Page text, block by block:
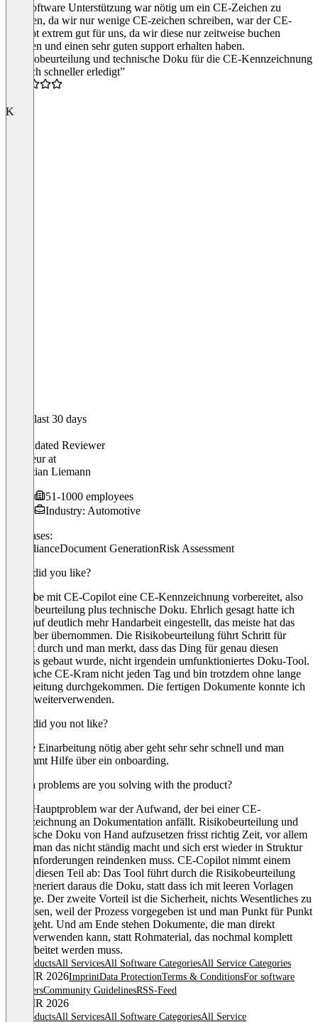
Die Software Unterstützung war nötig um ein CE-Zeichen zu
erstellen, da wir nur wenige CE-zeichen schreiben, war der CE-
Copilot extrem gut für uns, da wir diese nur zeitweise buchen
konnten und einen sehr guten support erhalten haben.
“Risikobeurteilung und technische Doku für die CE-Kennzeichnung
deutlich schneller erledigt”
K
In the last 30 days
Validated Reviewer
Ingeneurat
Sebastian Liemann
51-1000 employees
Industry: Automotive
Use cases:
ComplianceDocument GenerationRisk Assessment
What did you like?
Ich habe mit CE-Copilot eine CE-Kennzeichnung vorbereitet, also
Risikobeurteilung plus technische Doku. Ehrlich gesagt hatte ich
mich auf deutlich mehr Handarbeit eingestellt, das meiste hat das
Tool aber übernommen. Die Risikobeurteilung führt Schritt für
Schritt durch und man merkt, dass das Ding für genau diesen
Prozess gebaut wurde, nicht irgendein umfunktioniertes Doku-Tool.
Ich mache CE-Kram nicht jeden Tag und bin trotzdem ohne lange
Einarbeitung durchgekommen. Die fertigen Dokumente konnte ich
direkt weiterverwenden.
What did you not like?
Kleine Einarbeitung nötig aber geht sehr sehr schnell und man
bekommt Hilfe über ein onboarding.
Which problems are you solving with the product?
Mein Hauptproblem war der Aufwand, der bei einer CE-
Kennzeichnung an Dokumentation anfällt. Risikobeurteilung und
technische Doku von Hand aufzusetzen frisst richtig Zeit, vor allem
wenn man das nicht ständig macht und sich erst wieder in Struktur
und Anforderungen reindenken muss. CE-Copilot nimmt einem
genau diesen Teil ab: Das Tool führt durch die Risikobeurteilung
und generiert daraus die Doku, statt dass ich mit leeren Vorlagen
anfange. Der zweite Vorteil ist die Sicherheit, nichts Wesentliches zu
vergessen, weil der Prozess vorgegeben ist und man Punkt für Punkt
durchgeht. Und am Ende stehen Dokumente, die man direkt
weiterverwenden kann, statt Rohmaterial, das nochmal komplett
überarbeitet werden muss.
All productsAll ServicesAll Software CategoriesAll Service Categories
© OMR 2026ImprintData ProtectionTerms & ConditionsFor software
providersCommunity GuidelinesRSS-Feed
© OMR 2026
All productsAll ServicesAll Software CategoriesAll Service